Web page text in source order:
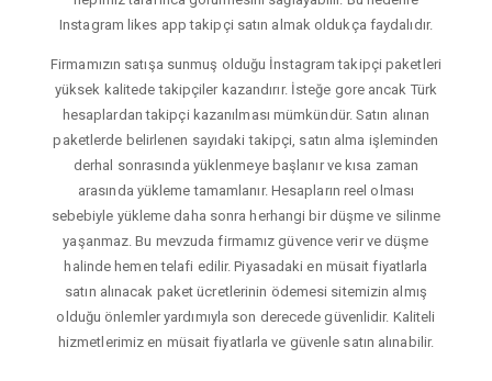
Instagram likes app takipçi satın almak oldukça faydalıdır.
Firmamızın satışa sunmuş olduğu İnstagram takipçi paketleri
yüksek kalitede takipçiler kazandırır. İsteğe gore ancak Türk
hesaplardan takipçi kazanılması mümkündür. Satın alınan
paketlerde belirlenen sayıdaki takipçi, satın alma işleminden
derhal sonrasında yüklenmeye başlanır ve kısa zaman
arasında yükleme tamamlanır. Hesapların reel olması
sebebiyle yükleme daha sonra herhangi bir düşme ve silinme
yaşanmaz. Bu mevzuda firmamız güvence verir ve düşme
halinde hemen telafi edilir. Piyasadaki en müsait fiyatlarla
satın alınacak paket ücretlerinin ödemesi sitemizin almış
olduğu önlemler yardımıyla son derecede güvenlidir. Kaliteli
hizmetlerimiz en müsait fiyatlarla ve güvenle satın alınabilir.